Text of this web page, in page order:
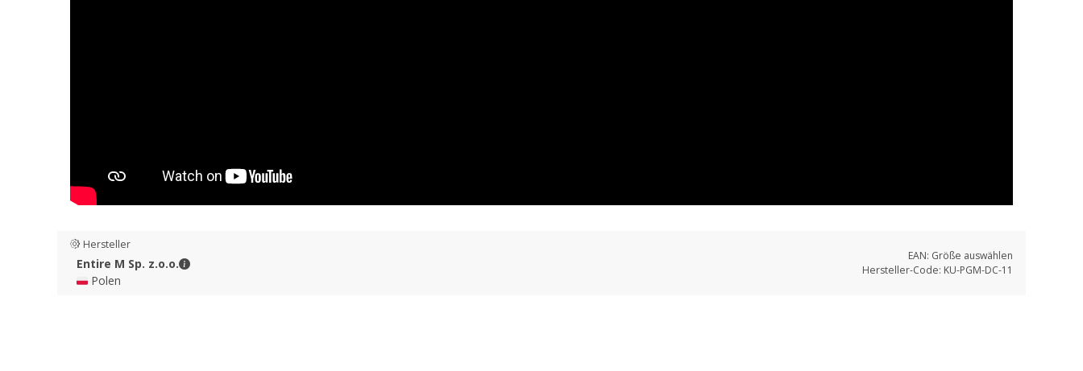
Hersteller
Entire M Sp. z.o.o.
Entire M Sp. z.o.o. - Kontaktdaten
🇵🇱 Polen
EAN: Größe auswählen
Hersteller-Code: KU-PGM-DC-11